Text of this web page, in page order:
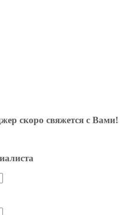
скоро свяжется с Вами!